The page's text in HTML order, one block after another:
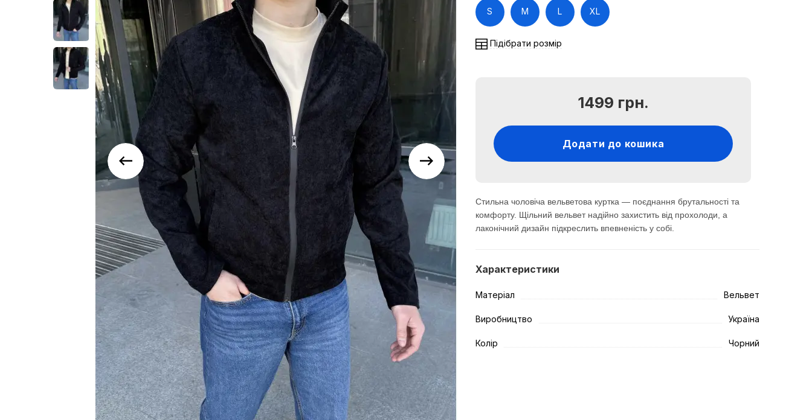
S M L XL
Підібрати розмір
1499 грн.
Додати до кошика
Стильна чоловіча вельветова куртка — поєднання брутальності та
комфорту. Щільний вельвет надійно захистить від прохолоди, а
лаконічний дизайн підкреслить впевненість у собі.
Характеристики
Матеріал Вельвет
Виробництво Україна
Колір Чорний